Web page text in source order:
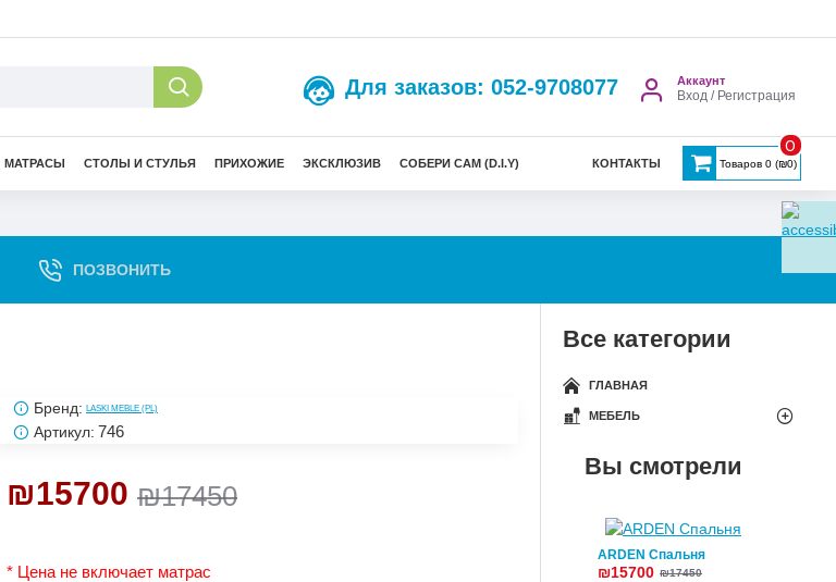
Для заказов: 052-9708077 Аккаунт
Вход / Регистрация
МАТРАСЫ СТОЛЫ И СТУЛЬЯ ПРИХОЖИЕ ЭКСКЛЮЗИВ СОБЕРИ САМ (D.I.Y) КОНТАКТЫ Товаров 0 (₪0)
0
ПОЗВОНИТЬ
* Цена не включает матрас
₪17450
₪15700
Бренд: LASKI MEBLE (PL)
Артикул: 746
Все категории
ГЛАВНАЯ
МЕБЕЛЬ
Вы смотрели
ARDEN Спальня
₪15700 ₪17450